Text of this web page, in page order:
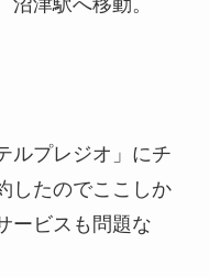
ルプレジオ」にチ
したのでここしか
ービスも問題な